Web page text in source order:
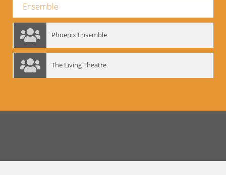
Ensemble
Phoenix Ensemble
The Living Theatre